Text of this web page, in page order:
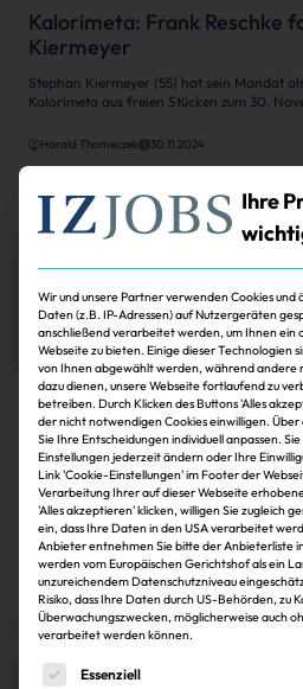
Kalorimeta: Frank Reschke
Kiermeyer
Stephan Kiermeyer (55) hat sein Mandat
Kalorimeta aus freien Stücken zum 30.
Harald Thomeczek 30.11.2024
Köpfe
Stephan Kiermeyer folgt
Tenié und Gores
Stephan Kiermeyer wechselt von
und Gores. Er wird dort Geschäftsführer
Lars Wiederhold 30.11.2024
Ihre
Wir und unsere Partner verwenden Cookies
Daten (z.B. IP-Adressen) auf Nutzergeräten
anschließend verarbeitet werden, um Ihnen ein
Webseite zu bieten. Einige dieser Technologien
von Ihnen abgewählt werden, während andere
dazu dienen, unsere Webseite fortlaufend zu
betreiben. Durch Klicken des Buttons 'Alles
der nicht notwendigen Cookies einwilligen.
Sie Ihre Entscheidungen individuell anpassen.
Einstellungen jederzeit ändern oder Ihre
Link 'Cookie-Einstellungen' im Footer der
Verarbeitung Ihrer auf dieser Webseite
'Alles akzeptieren' klicken, willigen Sie zugleich
ein, dass Ihre Daten in den USA verarbeitet
Anbieter entnehmen Sie bitte der Anbieterliste
werden vom Europäischen Gerichtshof als ein
unzureichendem Datenschutzniveau
Risiko, dass Ihre Daten durch US-Behörden, zu
Überwachungszwecken, möglicherweise auch
verarbeitet werden können.
Es folgt eine Liste der
Essenziell